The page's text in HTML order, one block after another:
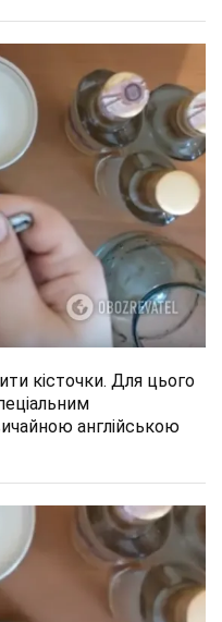
кісточки. Для цього
англійською